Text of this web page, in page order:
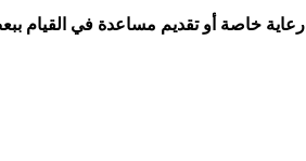
رعاية خاصة أو تقديم مساعدة في القيام